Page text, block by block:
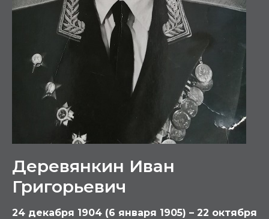
Деревянкин Иван
Григорьевич
24 декабря 1904 (6 января 1905) – 22 октября